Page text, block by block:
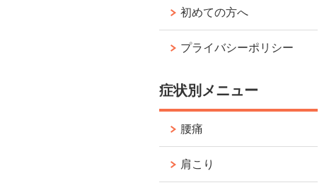
初めての方へ
プライバシーポリシー
症状別メニュー
腰痛
肩こり